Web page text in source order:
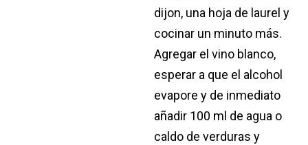
dijon, una hoja de laurel y
cocinar un minuto más.
Agregar el vino blanco,
esperar a que el alcohol
evapore y de inmediato
añadir 100 ml de agua o
caldo de verduras y